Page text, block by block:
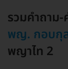
รวมคำถาม
พญ. กอบกุล
พญาไท 2